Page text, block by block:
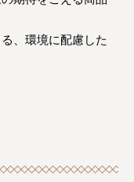
、環境に配慮した